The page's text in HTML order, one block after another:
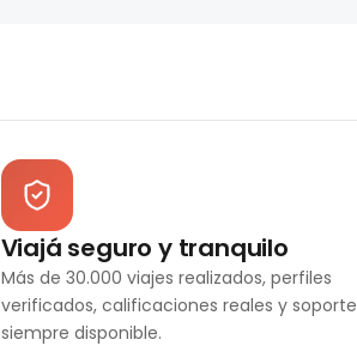
Viajá seguro y tranquilo
Más de 30.000 viajes realizados, perfiles
verificados, calificaciones reales y soporte
siempre disponible.